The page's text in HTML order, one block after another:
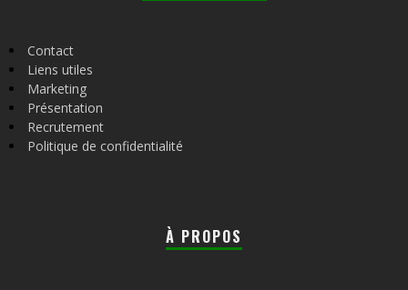
Contact
Liens utiles
Marketing
Présentation
Recrutement
Politique de confidentialité
À PROPOS